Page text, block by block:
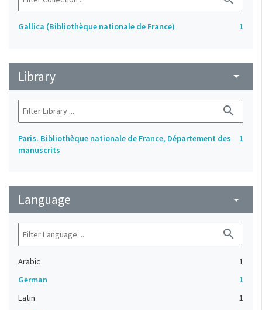
Gallica (Bibliothèque nationale de France) 1
Library arrow_drop_down
search
Paris. Bibliothèque nationale de France, Département des
manuscrits
1
Language arrow_drop_down
search
Arabic
1
German
1
Latin
1